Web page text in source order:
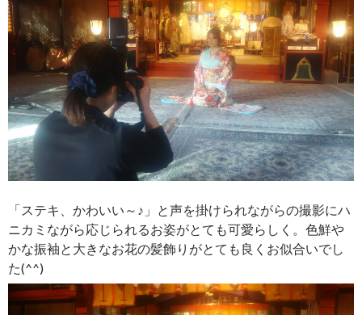
「ステキ、かわいい～♪」と声を掛けられながらの撮影にハ
ニカミながら応じられるお姿がとても可愛らしく。色鮮や
かな振袖と大きなお花の髪飾りがとても良くお似合いでし
た(^^)